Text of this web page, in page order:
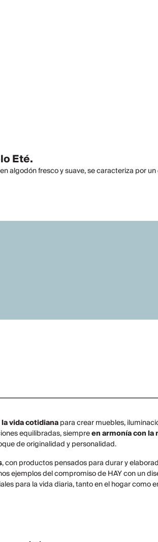
Eté.
algodón fresco y suave, se caracteriza por
vida cotidianapara crear muebles,
equilibradas, siempreen armonía con la
de originalidad y personalidad.
, con productos pensados para durar y
ejemplos del compromiso de HAY con un
para la vida diaria, tanto en el hogar como